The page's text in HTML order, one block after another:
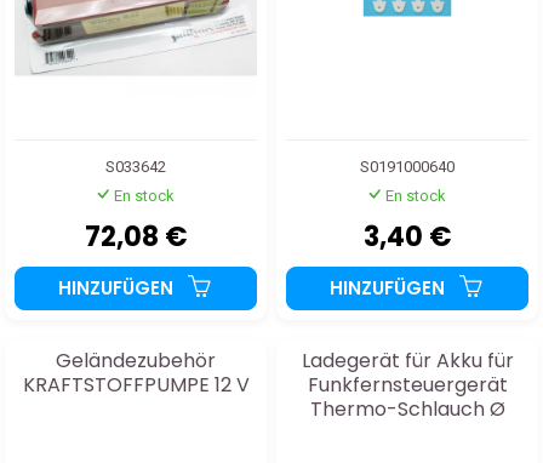
S033642
En stock
72,08 €
HINZUFÜGEN
S0191000640
En stock
3,40 €
HINZUFÜGEN
Geländezubehör
KRAFTSTOFFPUMPE 12 V
Ladegerät für Akku für
Funkfernsteuergerät
Thermo-Schlauch Ø